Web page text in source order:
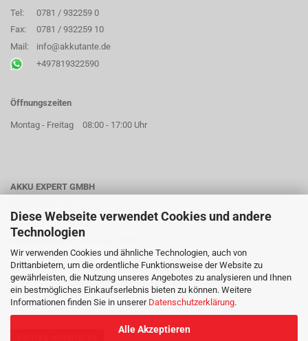
Diese Webseite verwendet Cookies und andere
Technologien
Wir verwenden Cookies und ähnliche Technologien, auch von
Drittanbietern, um die ordentliche Funktionsweise der Website zu
gewährleisten, die Nutzung unseres Angebotes zu analysieren und Ihnen
ein bestmögliches Einkaufserlebnis bieten zu können. Weitere
Informationen finden Sie in unserer Datenschutzerklärung.
Alle Akzeptieren
Tel:
0781 / 932259 0
Fax:
0781 / 932259 10
Mail:
info@akkutante.de
+497819322590
Öffnungszeiten
Montag - Freitag 08:00 - 17:00 Uhr
AKKU EXPERT GMBH
77654 Offenburg
Geschäftsführer:
Sitz der Gesellschaft:Offenburg
Handelsregister:Freiburg im Breisgau HRB 715018
USt-Id Nr.:DE815642692